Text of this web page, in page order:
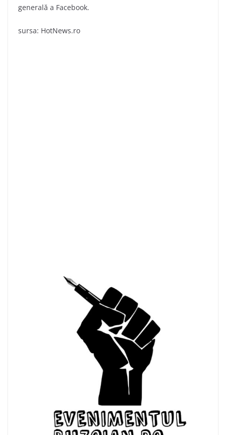
generală a Facebook.
sursa: HotNews.ro